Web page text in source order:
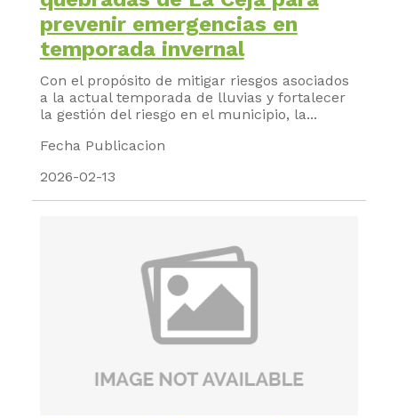
prevenir emergencias en
temporada invernal
Con el propósito de mitigar riesgos asociados
a la actual temporada de lluvias y fortalecer
la gestión del riesgo en el municipio, la...
Fecha Publicacion
2026-02-13